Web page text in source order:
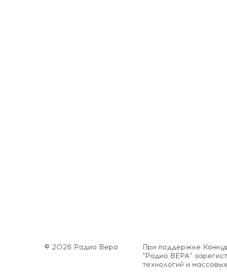
© 2026 Радио Вера При поддержке
“Радио ВЕРА”
технологий и